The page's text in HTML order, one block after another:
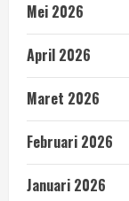
Mei 2026
April 2026
Maret 2026
Februari 2026
Januari 2026